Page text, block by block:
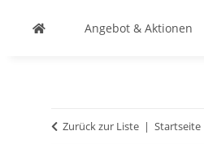
Angebot & Aktionen
Zurück zur Liste Startseite